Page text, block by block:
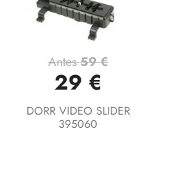
Antes59 €
29 €
DORR VIDEO SLIDER
395060